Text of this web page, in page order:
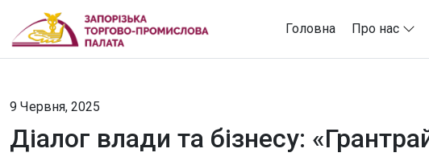
Головна Про нас
9 Червня, 2025
Діалог влади та бізнесу: